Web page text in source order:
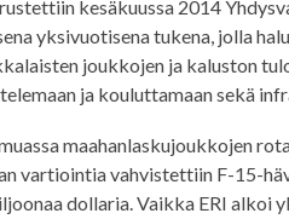
kesäkuussa 2014
yksivuotisena tukena, jolla
joukkojen ja kaluston
ja kouluttamaan sekä
maahanlaskujoukkojen
vartiointia vahvistettiin F-15-
dollaria. Vaikka ERI alkoi